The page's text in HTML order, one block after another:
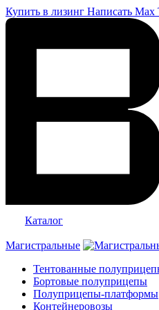
Купить в лизинг Написать Max
Каталог
Магистральные
Тентованные
Бортовые полуприцепы
Полуприцепы-платформы
Контейнеровозы